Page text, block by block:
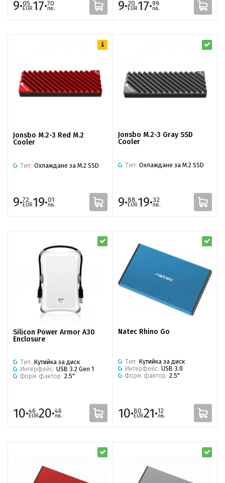
9·05
EUR17·70
лв. 9·20
EUR17·99
лв.
Jonsbo M.2-3 Red M.2
Cooler
Тип: Охлаждане за M.2 SSD
9·72
EUR19·01
лв.
Jonsbo M.2-3 Gray SSD
Cooler
Тип: Охлаждане за M.2 SSD
9·88
EUR19·32
лв.
Silicon Power Armor A30
Enclosure
Тип: Кутийка за диск
Интерфейс: USB 3.2 Gen 1
Форм фактор: 2.5"
10·46
EUR20·46
лв.
Natec Rhino Go
Тип: Кутийка за диск
Интерфейс: USB 3.0
Форм фактор: 2.5"
10·80
EUR21·12
лв.